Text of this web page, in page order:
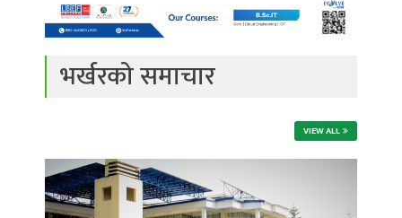
भर्खरको समाचार
VIEW ALL